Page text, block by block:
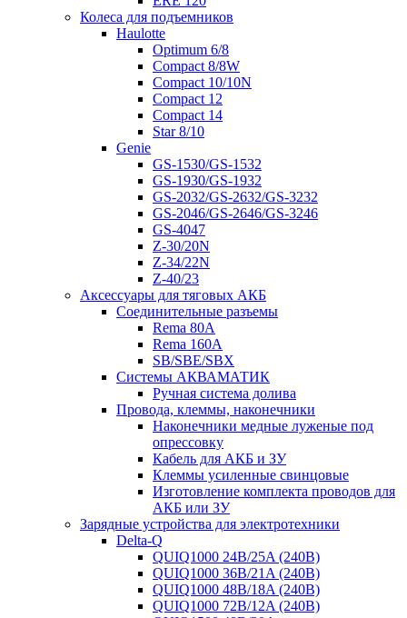
Колеса для подъемников
Haulotte
Optimum 6/8
Compact 8/8W
Compact 10/10N
Compact 12
Compact 14
Star 8/10
Genie
GS-1530/GS-1532
GS-1930/GS-1932
GS-2032/GS-2632/GS-3232
GS-2046/GS-2646/GS-3246
GS-4047
Z-30/20N
Z-34/22N
Z-40/23
Аксессуары для тяговых АКБ
Соединительные разъемы
Rema 80A
Rema 160A
SB/SBE/SBX
Системы АКВАМАТИК
Ручная система долива
Провода, клеммы, наконечники
Наконечники медные луженые под
опрессовку
Кабель для АКБ и ЗУ
Клеммы усиленные свинцовые
Изготовление комплекта проводов для
АКБ или ЗУ
Зарядные устройства для электротехники
Delta-Q
QUIQ1000 24B/25A (240B)
QUIQ1000 36B/21A (240B)
QUIQ1000 48B/18A (240B)
QUIQ1000 72B/12A (240B)